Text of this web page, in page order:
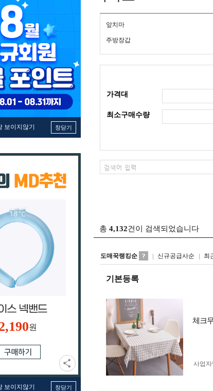
보이지않기 창닫기
원
보이지않기 창닫기
앞치마
주방장갑
가격대
최소구매수량
총 4,132건이 검색되었습니다
도매꾹랭킹순 신규공급사순 최
기본등록
체크
사업자